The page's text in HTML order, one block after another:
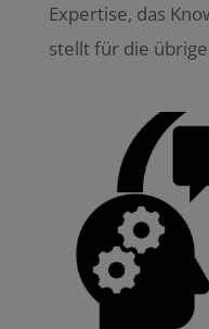
Expertise, das
stellt für die